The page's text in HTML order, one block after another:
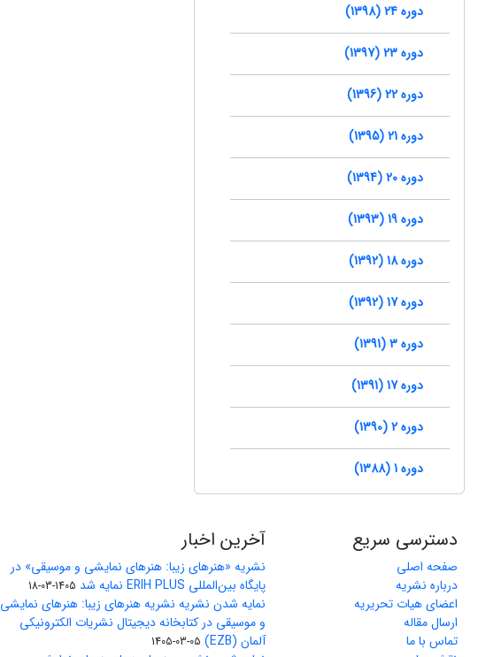
دوره 24 (1398)
دوره 23 (1397)
دوره 22 (1396)
دوره 21 (1395)
دوره 20 (1394)
دوره 19 (1393)
دوره 18 (1392)
دوره 17 (1392)
دوره 3 (1391)
دوره 17 (1391)
دوره 2 (1390)
دوره 1 (1388)
دسترسی سریع
صفحه اصلی
درباره نشریه
اعضای هیات تحریریه
ارسال مقاله
تماس با ما
آخرین اخبار
نشریه «هنرهای زیبا: هنرهای نمایشی و موسیقی» در
پایگاه بین‌المللی ERIH PLUS نمایه شد
1405-03-18
نمایه شدن نشریه نشریه هنرهای زیبا: هنرهای نمایشی
و موسیقی در کتابخانه دیجیتال نشریات الکترونیکی
آلمان (EZB)
1405-03-05